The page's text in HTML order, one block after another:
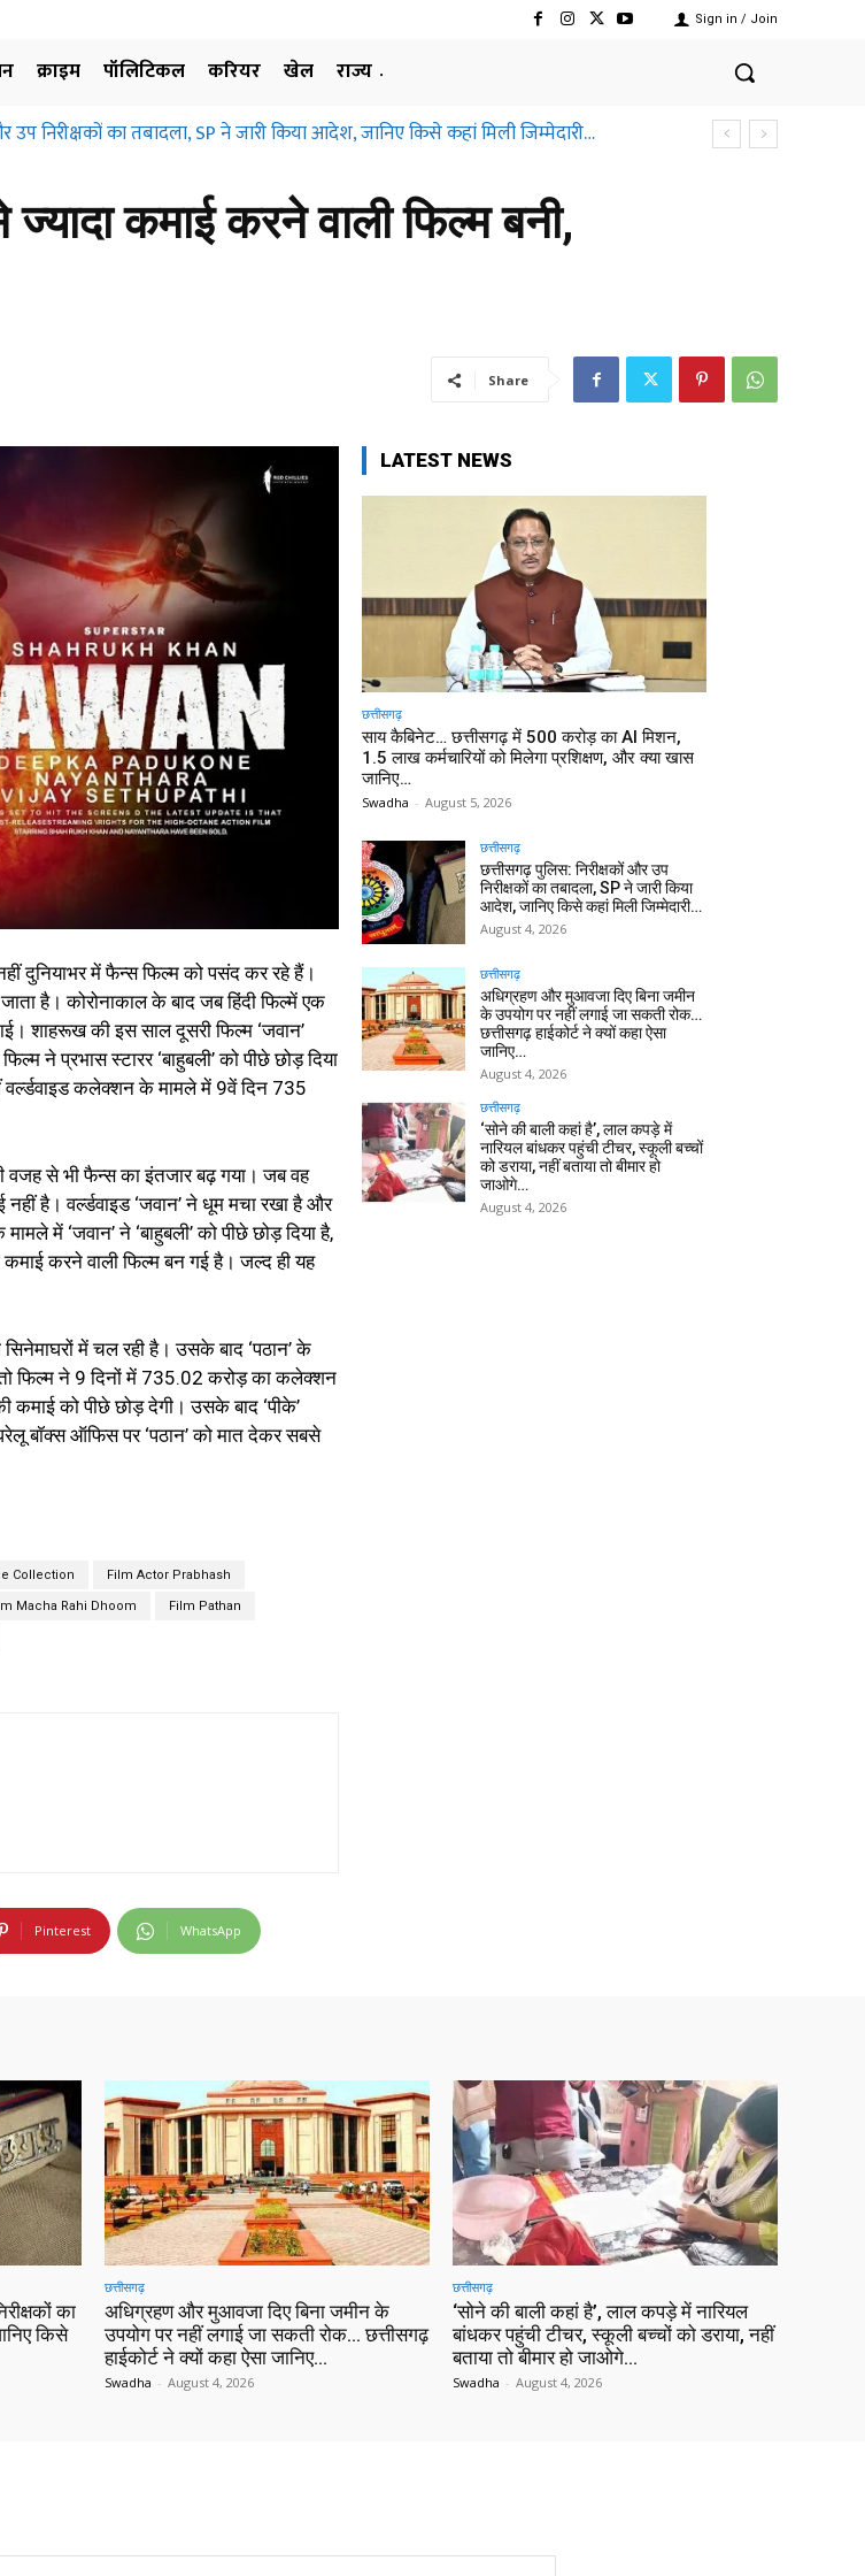
Sign in / Join
क्राइम पॉलिटिकल करियर खेल
राज्य
उप निरीक्षकों का तबादला, SP ने जारी किया आदेश, जानिए किसे कहां मिली जिम्मेदारी…
ज्यादा कमाई करने वाली फिल्म बनी,
Share
दुनियाभर में फैन्स फिल्म को पसंद कर रहे हैं।
है। कोरोनाकाल के बाद जब हिंदी फिल्में एक
शाहरूख की इस साल दूसरी फिल्म ‘जवान’
ने प्रभास स्टारर ‘बाहुबली’ को पीछे छोड़ दिया
वर्ल्डवाइड कलेक्शन के मामले में 9वें दिन 735
वजह से भी फैन्स का इंतजार बढ़ गया। जब वह
है। वर्ल्डवाइड ‘जवान’ ने धूम मचा रखा है और
में ‘जवान’ ने ‘बाहुबली’ को पीछे छोड़ दिया है,
करने वाली फिल्म बन गई है। जल्द ही यह
में चल रही है। उसके बाद ‘पठान’ के
फिल्म ने 9 दिनों में 735.02 करोड़ का कलेक्शन
को पीछे छोड़ देगी। उसके बाद ‘पीके’
बॉक्स ऑफिस पर ‘पठान’ को मात देकर सबसे
Collection Film Actor Prabhash
Macha Rahi Dhoom Film Pathan
Pinterest WhatsApp
LATEST NEWS
छत्तीसगढ़
साय कैबिनेट… छत्तीसगढ़ में 500 करोड़ का AI मिशन,
1.5 लाख कर्मचारियों को मिलेगा प्रशिक्षण, और क्या खास
जानिए…
Swadha - August 5, 2026
छत्तीसगढ़
छत्तीसगढ़ पुलिस: निरीक्षकों और उप
निरीक्षकों का तबादला, SP ने जारी किया
आदेश, जानिए किसे कहां मिली जिम्मेदारी…
August 4, 2026
छत्तीसगढ़
अधिग्रहण और मुआवजा दिए बिना जमीन
के उपयोग पर नहीं लगाई जा सकती रोक…
छत्तीसगढ़ हाईकोर्ट ने क्यों कहा ऐसा
जानिए…
August 4, 2026
छत्तीसगढ़
‘सोने की बाली कहां है’, लाल कपड़े में
नारियल बांधकर पहुंची टीचर, स्कूली बच्चों
को डराया, नहीं बताया तो बीमार हो
जाओगे…
August 4, 2026
का
किसे
छत्तीसगढ़
अधिग्रहण और मुआवजा दिए बिना जमीन के
उपयोग पर नहीं लगाई जा सकती रोक… छत्तीसगढ़
हाईकोर्ट ने क्यों कहा ऐसा जानिए…
Swadha - August 4, 2026
छत्तीसगढ़
‘सोने की बाली कहां है’, लाल कपड़े में नारियल
बांधकर पहुंची टीचर, स्कूली बच्चों को डराया, नहीं
बताया तो बीमार हो जाओगे…
Swadha - August 4, 2026